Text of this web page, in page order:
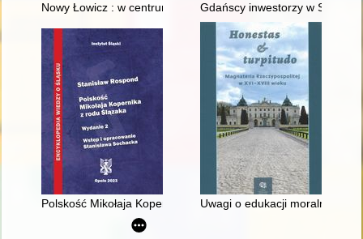
Nowy Łowicz : w centrum poligonu drawskiego od
Gdańscy inwestorzy w
Polskość Mikołaja Kopernika z rodu ŚlązakaUwagi o edukacji moralnej